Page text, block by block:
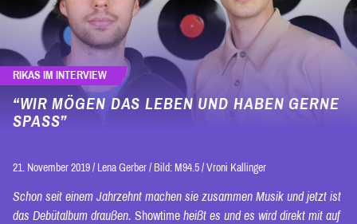
RIKAS IM INTERVIEW
“WIR MÖGEN DAS LEBEN UND HABEN GERNE
SPASS”
21. November 2019 / Lena Gerber / Bild: M94.5 / Vroni Kallinger
Schon seit einem Jahrzehnt machen sie zusammen Musik und jetzt ist
das Debütalbum draußen. Showtime heißt es und es wird direkt mit auf